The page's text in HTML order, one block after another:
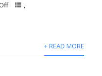
Off ,
+ READ MORE